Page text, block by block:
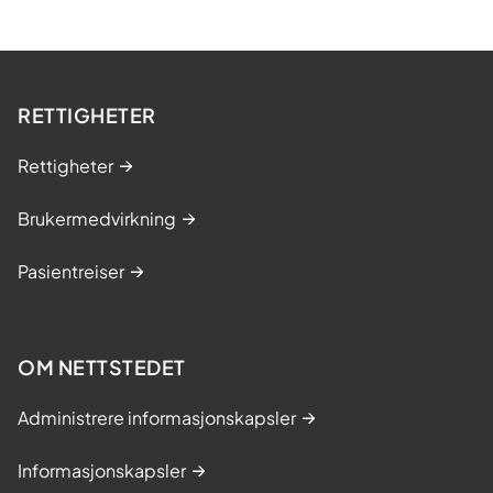
RETTIGHETER
Rettigheter
Brukermedvirkning
Pasientreiser
OM NETTSTEDET
Administrere informasjonskapsler
Informasjonskapsler